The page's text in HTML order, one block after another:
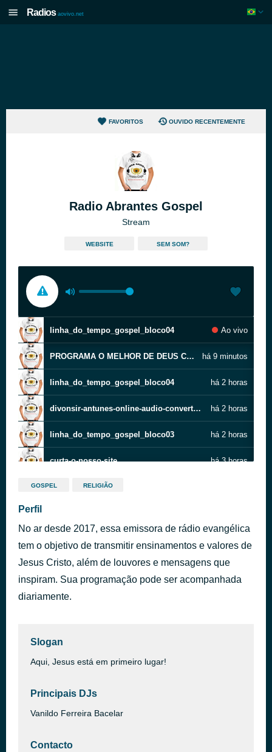
Radios aovivo.net
FAVORITOS OUVIDO RECENTEMENTE
Radio Abrantes Gospel
Stream
WEBSITE SEM SOM?
linha_do_tempo_gospel_bloco04 Ao vivo
PROGRAMA O MELHOR DE DEUS COM PR.VLADE há 9 minutos
linha_do_tempo_gospel_bloco04 há 2 horas
divonsir-antunes-online-audio-converter-com há 2 horas
linha_do_tempo_gospel_bloco03 há 2 horas
curta-o-nosso-site há 3 horas
linha_do_tempo_gospel_bloco02
gospel_show_bloco03 há 5 horas
GOSPEL RELIGIÃO
Perfil
No ar desde 2017, essa emissora de rádio evangélica
tem o objetivo de transmitir ensinamentos e valores de
Jesus Cristo, além de louvores e mensagens que
inspiram. Sua programação pode ser acompanhada
diariamente.
Slogan
Aqui, Jesus está em primeiro lugar!
Principais DJs
Vanildo Ferreira Bacelar
Contacto